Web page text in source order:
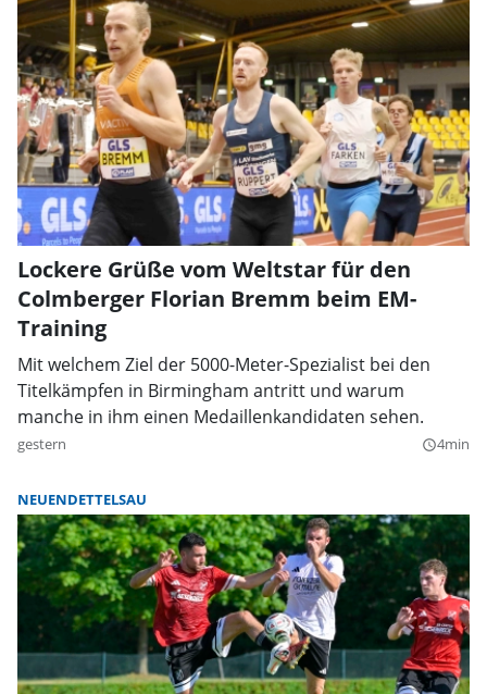
Lockere Grüße vom Weltstar für den
Colmberger Florian Bremm beim EM-
Training
Mit welchem Ziel der 5000-Meter-Spezialist bei den
Titelkämpfen in Birmingham antritt und warum
manche in ihm einen Medaillenkandidaten sehen.
gestern query_builder4min
NEUENDETTELSAU